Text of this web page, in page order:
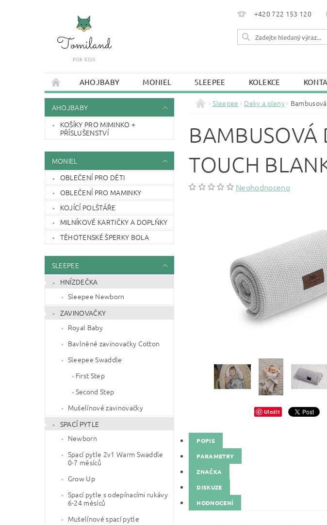
+420 722 153 120
AHOJBABY MONIEL SLEEPEE KOLEKCE
AHOJBABY
KOŠÍKY PRO MIMINKO +
PŘÍSLUŠENSTVÍ
MONIEL
OBLEČENÍ PRO DĚTI
OBLEČENÍ PRO MAMINKY
KOJÍCÍ POLŠTÁŘE
MILNÍKOVÉ KARTIČKY A DOPLŇKY
TĚHOTENSKÉ ŠPERKY BOLA
SLEEPEE
HNÍZDEČKA
Sleepee Newborn
ZAVINOVAČKY
Royal Baby
Bavlněné zavinovačky Cotton
Sleepee Swaddle
First Step
Second Step
Mušelínové zavinovačky
SPACÍ PYTLE
Newborn
Spací pytle 2v1 Warm Swaddle
0-7 měsíců
Grow Up
Spací pytle s odepínacími rukávy
6-24 měsíců
Mušelínové spací pytle
Sleepee Deky a pleny
BAMBUSOVÁ
TOUCH
Neohodnoceno
Uložit
POPIS
PARAMETRY
ZNAČKA
DISKUZE
HODNOCENÍ